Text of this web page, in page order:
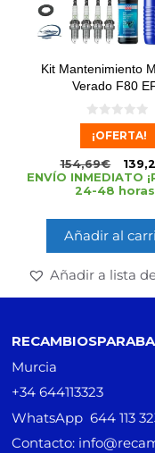
Kit Mantenimiento
Verado F80
0
e
5
¡OFERTA!
154,69€
ENVÍO INMEDIATO
24-48
Añadir al
Añadir a lista
Murcia
+34 644113323
WhatsApp 644 113
Contacto: